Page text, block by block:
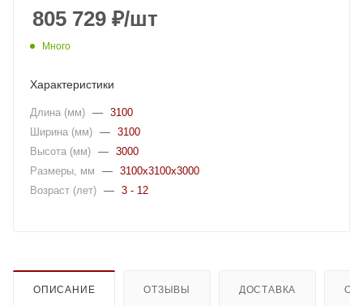
805 729 ₽/шт
Много
Характеристики
Длина (мм) — 3100
Ширина (мм) — 3100
Высота (мм) — 3000
Размеры, мм
— 3100x3100x3000
Возраст (лет) — 3 - 12
ОПИСАНИЕ ОТЗЫВЫ ДОСТАВКА